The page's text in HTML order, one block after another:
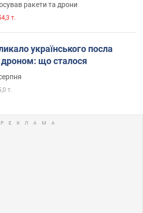
ракети та дрони
т.
українського посла
дроном: що сталося
т.